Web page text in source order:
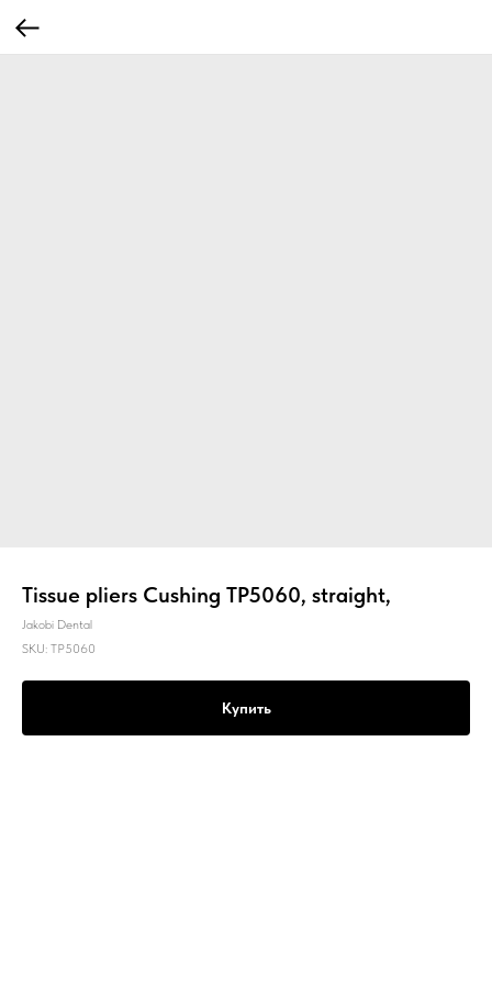
Tissue pliers Cushing TP5060, straight,
Jakobi Dental
SKU: TP5060
Купить